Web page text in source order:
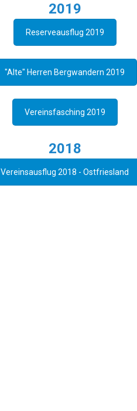
2019
Reserveausflug 2019
"Alte" Herren Bergwandern 2019
Vereinsfasching 2019
2018
Vereinsausflug 2018 - Ostfriesland